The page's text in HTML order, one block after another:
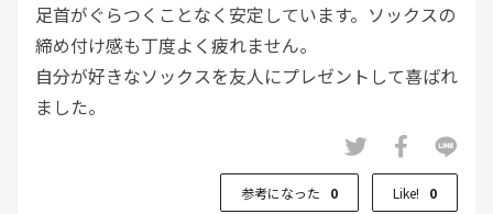
足首がぐらつくことなく安定しています。ソックスの
締め付け感も丁度よく疲れません。
自分が好きなソックスを友人にプレゼントして喜ばれ
ました。
参考になった 0 Like! 0